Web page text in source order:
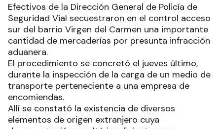
Efectivos de la Dirección General de Policía de
Seguridad Vial secuestraron en el control acceso
sur del barrio Virgen del Carmen una importante
cantidad de mercaderías por presunta infracción
aduanera.
El procedimiento se concretó el jueves último,
durante la inspección de la carga de un medio de
transporte perteneciente a una empresa de
encomiendas.
Allí se constató la existencia de diversos
elementos de origen extranjero cuya